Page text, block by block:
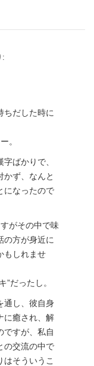
:
ちだした時に
。
ばかりで、
かず、なんと
になったので
がその中で味
の方が身近に
もしれませ
”だったし。
通し、彼自身
に癒され、解
ですが、私自
の交流の中で
そういうこ